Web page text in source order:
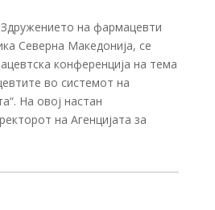
на фармацевти
Северна Македонија, се
конференција на тема
во системот на
На овој настан
на Агенцијата за